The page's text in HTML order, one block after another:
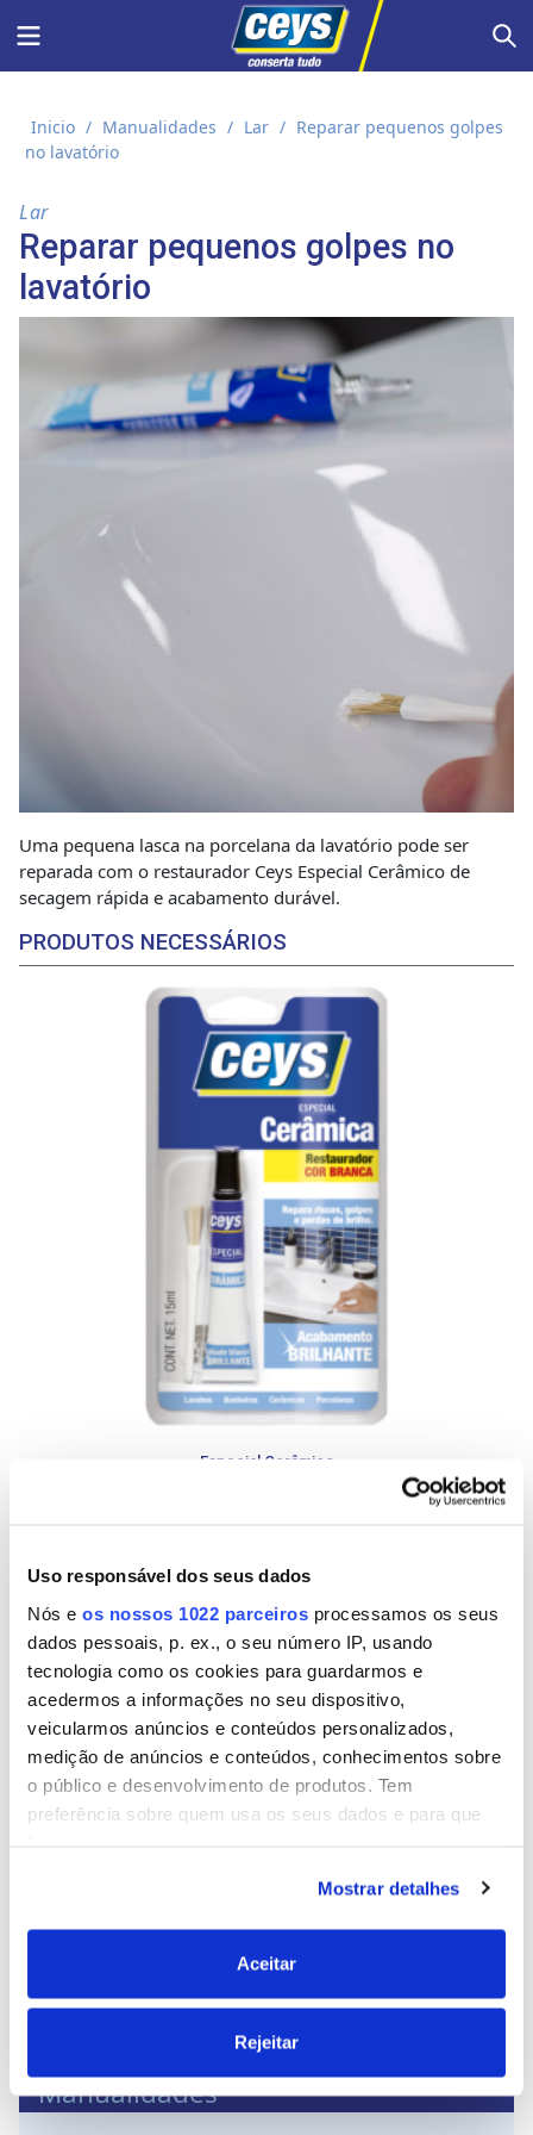
Uso responsável dos seus dados
Nós e os nossos 1022 parceiros processamos os seus
dados pessoais, p. ex., o seu número IP, usando
tecnologia como os cookies para guardarmos e
acedermos a informações no seu dispositivo,
veicularmos anúncios e conteúdos personalizados,
medição de anúncios e conteúdos, conhecimentos sobre
o público e desenvolvimento de produtos. Tem
preferência sobre quem usa os seus dados e para que
Se permitir, gostaríamos também de:
Recolher informações sobre a sua localização
geográfica as quais podem ter uma precisão de
ativa as características específicas (impressão
digital)
Saiba mais sobre como os seus dados pessoais são
Mostrar detalhes
Aceitar
Rejeitar
Menu
Inicio / Manualidades / Lar / Reparar pequenos golpes
no lavatório
Lar
Reparar pequenos golpes no
lavatório
Uma pequena lasca na porcelana da lavatório pode ser
reparada com o restaurador Ceys Especial Cerâmico de
secagem rápida e acabamento durável.
PRODUTOS NECESSÁRIOS
Especial Cerâmico
Mais manualidades nesta categoria
Lar
Ler mais
Reforçar a fixação de um toldo
Manualidades